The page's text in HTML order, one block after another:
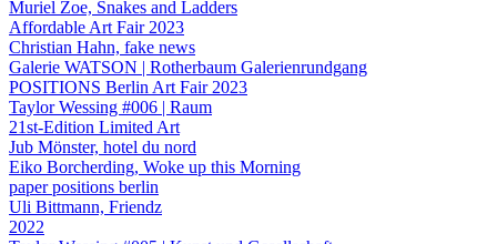
Muriel Zoe, Snakes and Ladders
Affordable Art Fair 2023
Christian Hahn, fake news
Galerie WATSON | Rotherbaum Galerienrundgang
POSITIONS Berlin Art Fair 2023
Taylor Wessing #006 | Raum
21st-Edition Limited Art
Jub Mönster, hotel du nord
Eiko Borcherding, Woke up this Morning
paper positions berlin
Uli Bittmann, Friendz
2022